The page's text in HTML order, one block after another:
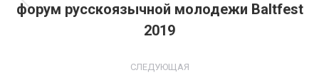
записям
Предыдущая
запись:
форум русскоязычной молодежи Baltfest
2019
СЛЕДУЮЩАЯ